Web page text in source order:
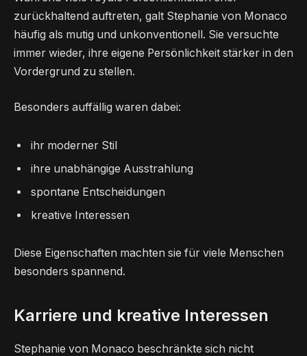
zurückhaltend auftreten, galt Stephanie von Monaco
häufig als mutig und unkonventionell. Sie versuchte
immer wieder, ihre eigene Persönlichkeit stärker in den
Vordergrund zu stellen.
Besonders auffällig waren dabei:
ihr moderner Stil
ihre unabhängige Ausstrahlung
spontane Entscheidungen
kreative Interessen
Diese Eigenschaften machten sie für viele Menschen
besonders spannend.
Karriere und kreative Interessen
Stephanie von Monaco beschränkte sich nicht